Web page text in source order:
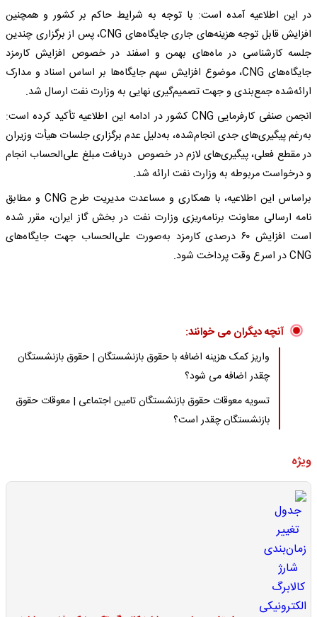
در این اطلاعیه آمده است: با توجه به شرایط حاکم بر کشور و همچنین
افزایش قابل توجه هزینه‌های جاری جایگاه‌های CNG، پس از برگزاری چندین
جلسه کارشناسی در ماه‌های بهمن و اسفند در خصوص افزایش کارمزد
جایگاه‌های CNG، موضوع افزایش سهم جایگاه‌ها بر اساس اسناد و مدارک
ارائه‌شده جمع‌بندی و جهت تصمیم‌گیری نهایی به وزارت نفت ارسال شد.
انجمن صنفی کارفرمایی CNG کشور در ادامه این اطلاعیه تأکید کرده است:
به‌رغم پیگیری‌های جدی انجام‌شده، به‌دلیل عدم برگزاری جلسات هیأت وزیران
در مقطع فعلی، پیگیری‌های لازم در خصوص دریافت مبلغ علی‌الحساب انجام
و درخواست مربوطه به وزارت نفت ارائه شد.
براساس این اطلاعیه، با همکاری و مساعدت مدیریت طرح CNG و مطابق
نامه ارسالی معاونت برنامه‌ریزی وزارت نفت در بخش گاز ایران، مقرر شده
است افزایش ۶۰ درصدی کارمزد به‌صورت علی‌الحساب جهت جایگاه‌های
CNG در اسرع وقت پرداخت شود.
آنچه دیگران می خوانند:
واریز کمک هزینه اضافه با حقوق بازنشستگان | حقوق بازنشستگان
چقدر اضافه می شود؟
تسویه معوقات حقوق بازنشستگان تامین اجتماعی | معوقات حقوق
بازنشستگان چقدر است؟
ویژه